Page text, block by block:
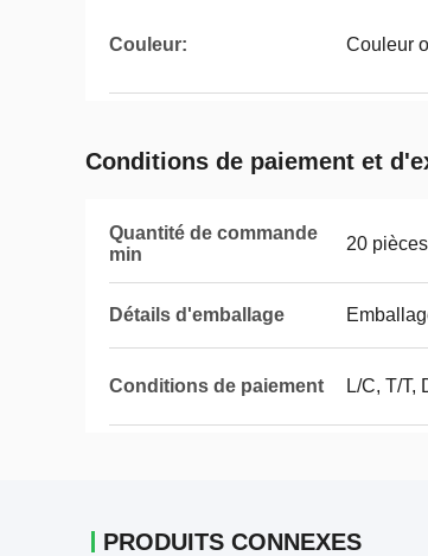
Couleur: Couleur
Conditions de paiement et
Quantité de commande
min
20 pièces
Détails d'emballage
Conditions de paiement L/C, T/T,
PRODUITS CONNEXES